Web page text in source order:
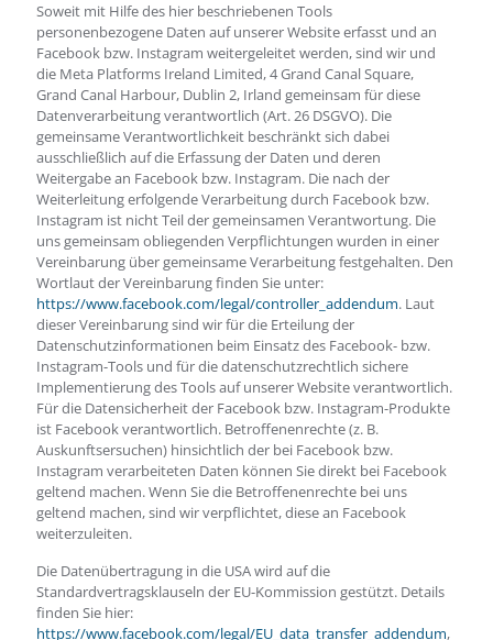
Soweit mit Hilfe des hier beschriebenen Tools
personenbezogene Daten auf unserer Website erfasst und an
Facebook bzw. Instagram weitergeleitet werden, sind wir und
die Meta Platforms Ireland Limited, 4 Grand Canal Square,
Grand Canal Harbour, Dublin 2, Irland gemeinsam für diese
Datenverarbeitung verantwortlich (Art. 26 DSGVO). Die
gemeinsame Verantwortlichkeit beschränkt sich dabei
ausschließlich auf die Erfassung der Daten und deren
Weitergabe an Facebook bzw. Instagram. Die nach der
Weiterleitung erfolgende Verarbeitung durch Facebook bzw.
Instagram ist nicht Teil der gemeinsamen Verantwortung. Die
uns gemeinsam obliegenden Verpflichtungen wurden in einer
Vereinbarung über gemeinsame Verarbeitung festgehalten. Den
Wortlaut der Vereinbarung finden Sie unter:
https://www.facebook.com/legal/controller_addendum. Laut
dieser Vereinbarung sind wir für die Erteilung der
Datenschutzinformationen beim Einsatz des Facebook- bzw.
Instagram-Tools und für die datenschutzrechtlich sichere
Implementierung des Tools auf unserer Website verantwortlich.
Für die Datensicherheit der Facebook bzw. Instagram-Produkte
ist Facebook verantwortlich. Betroffenenrechte (z. B.
Auskunftsersuchen) hinsichtlich der bei Facebook bzw.
Instagram verarbeiteten Daten können Sie direkt bei Facebook
geltend machen. Wenn Sie die Betroffenenrechte bei uns
geltend machen, sind wir verpflichtet, diese an Facebook
weiterzuleiten.
Die Datenübertragung in die USA wird auf die
Standardvertragsklauseln der EU-Kommission gestützt. Details
finden Sie hier:
https://www.facebook.com/legal/EU_data_transfer_addendum,